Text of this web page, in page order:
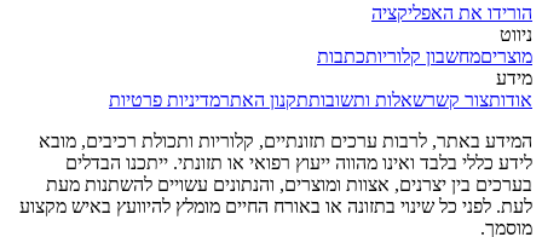
הורידו את האפליקציה
ניווט
מוצריםמחשבון קלוריותכתבות
מידע
אודותצור קשרשאלות ותשובותתקנון האתרמדיניות פרטיות
המידע באתר, לרבות ערכים תזונתיים, קלוריות ותכולת רכיבים, מובא
לידע כללי בלבד ואינו מהווה ייעוץ רפואי או תזונתי. ייתכנו הבדלים
בערכים בין יצרנים, אצוות ומוצרים, והנתונים עשויים להשתנות מעת
לעת. לפני כל שינוי בתזונה או באורח החיים מומלץ להיוועץ באיש מקצוע
מוסמך.